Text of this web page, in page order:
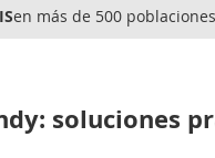
en más de 500 poblaciones
soluciones